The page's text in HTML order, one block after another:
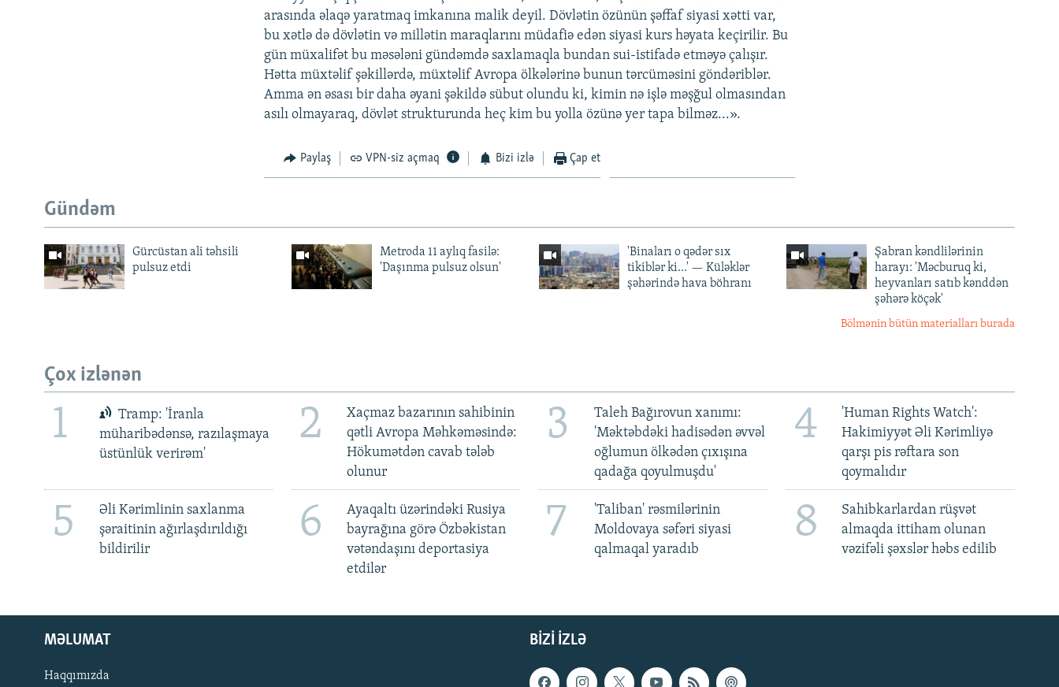
arasında əlaqə yaratmaq imkanına malik deyil. Dövlətin özünün şəffaf siyasi xətti var,
bu xətlə də dövlətin və millətin maraqlarını müdafiə edən siyasi kurs həyata keçirilir. Bu
gün müxalifət bu məsələni gündəmdə saxlamaqla bundan sui-istifadə etməyə çalışır.
Hətta müxtəlif şəkillərdə, müxtəlif Avropa ölkələrinə bunun tərcüməsini göndəriblər.
Amma ən əsası bir daha əyani şəkildə sübut olundu ki, kimin nə işlə məşğul olmasından
asılı olmayaraq, dövlət strukturunda heç kim bu yolla özünə yer tapa bilməz...».
Paylaş VPN-siz açmaq Bizi izlə Çap et
Gündəm
Gürcüstan ali təhsili
pulsuz etdi
Metroda 11 aylıq fasilə:
'Daşınma pulsuz olsun'
'Binaları o qədər sıx
tikiblər ki...' — Küləklər
şəhərində hava böhranı
Şabran kəndlilərinin
harayı: 'Məcburuq ki,
heyvanları satıb kənddən
şəhərə köçək'
Bölmənin bütün materialları burada
Çox izlənən
1
Tramp: 'İranla
müharibədənsə, razılaşmaya
üstünlük verirəm'
2
Xaçmaz bazarının sahibinin
qətli Avropa Məhkəməsində:
Hökumətdən cavab tələb
olunur
3
Taleh Bağırovun xanımı:
'Məktəbdəki hadisədən əvvəl
oğlumun ölkədən çıxışına
qadağa qoyulmuşdu'
4
'Human Rights Watch':
Hakimiyyət Əli Kərimliyə
qarşı pis rəftara son
qoymalıdır
5
Əli Kərimlinin saxlanma
şəraitinin ağırlaşdırıldığı
bildirilir
6
Ayaqaltı üzərindəki Rusiya
bayrağına görə Özbəkistan
vətəndaşını deportasiya
etdilər
7
'Taliban' rəsmilərinin
Moldovaya səfəri siyasi
qalmaqal yaradıb
8
Sahibkarlardan rüşvət
almaqda ittiham olunan
vəzifəli şəxslər həbs edilib
BIZI IZLƏ
MƏLUMAT
Haqqımızda